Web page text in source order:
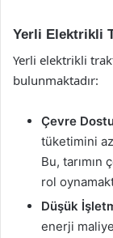
Yerli Elektrikli
Yerli elektrikli
bulunmaktadır:
Çevre
tüketimini
Bu,
rol
Düşük
enerji